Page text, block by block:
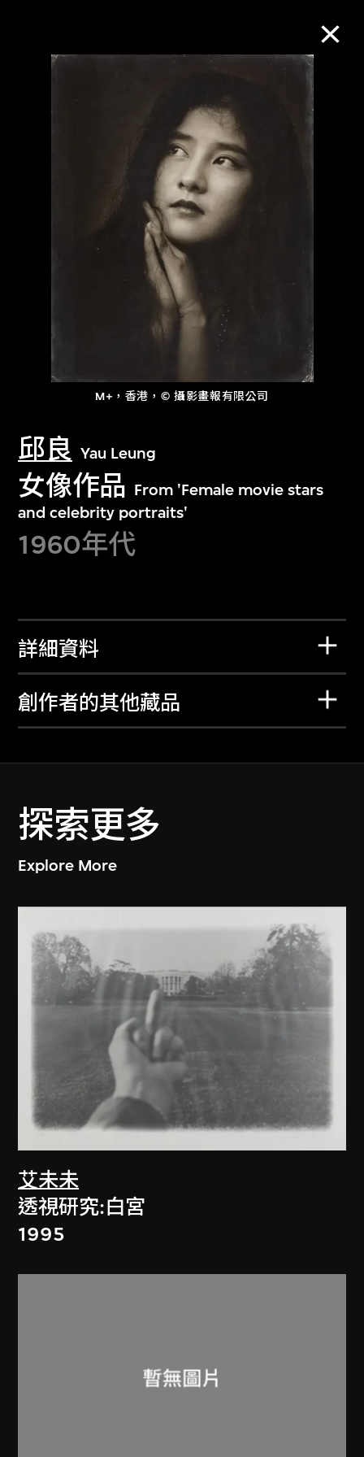
M+，香港，© 攝影畫報有限公司
邱良 Yau Leung
女像作品 From 'Female movie stars
and celebrity portraits'
1960年代
詳細資料
創作者的其他藏品
探索更多
Explore More
艾未未
透視研究:白宮
1995
M+藏品
探索世界頂級的二十及二十一世紀視覺